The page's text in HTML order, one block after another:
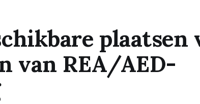
plaatsen
van REA/AED-